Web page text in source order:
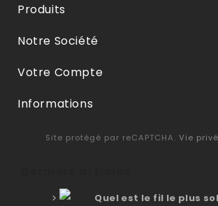
Produits
Notre Société
Votre Compte
Informations
Site protégé par reCAPTCHA. Vie
Quel est le fil le plus